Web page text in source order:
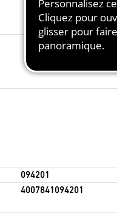
094201
4007841094201